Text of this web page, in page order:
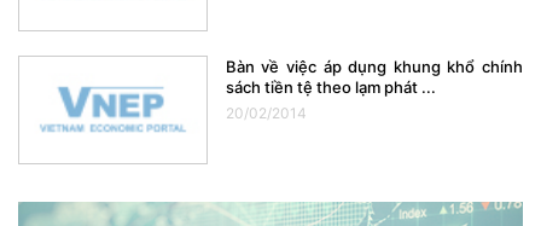
Bàn về việc áp dụng khung khổ chính
sách tiền tệ theo lạm phát ...
20/02/2014